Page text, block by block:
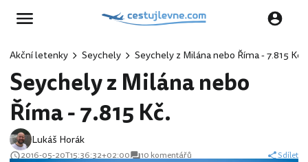
Akční letenky Seychely Seychely z Milána nebo Říma - 7.815 Kč.
Seychely z Milána nebo
Říma - 7.815 Kč.
Lukáš Horák
2016-05-20T15:36:32+02:00 10 komentářů Sdílet